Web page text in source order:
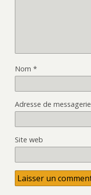
Nom *
Adresse de messagerie
Site web